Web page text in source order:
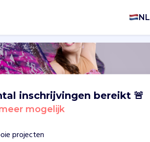
NL
inschrijvingen bereikt 🚨
mogelijk
projecten